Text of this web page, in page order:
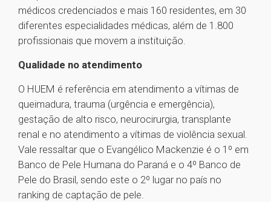
médicos credenciados e mais 160 residentes, em 30
diferentes especialidades médicas, além de 1.800
profissionais que movem a instituição.
Qualidade no atendimento
O HUEM é referência em atendimento a vítimas de
queimadura, trauma (urgência e emergência),
gestação de alto risco, neurocirurgia, transplante
renal e no atendimento a vítimas de violência sexual.
Vale ressaltar que o Evangélico Mackenzie é o 1º em
Banco de Pele Humana do Paraná e o 4º Banco de
Pele do Brasil, sendo este o 2º lugar no país no
ranking de captação de pele.